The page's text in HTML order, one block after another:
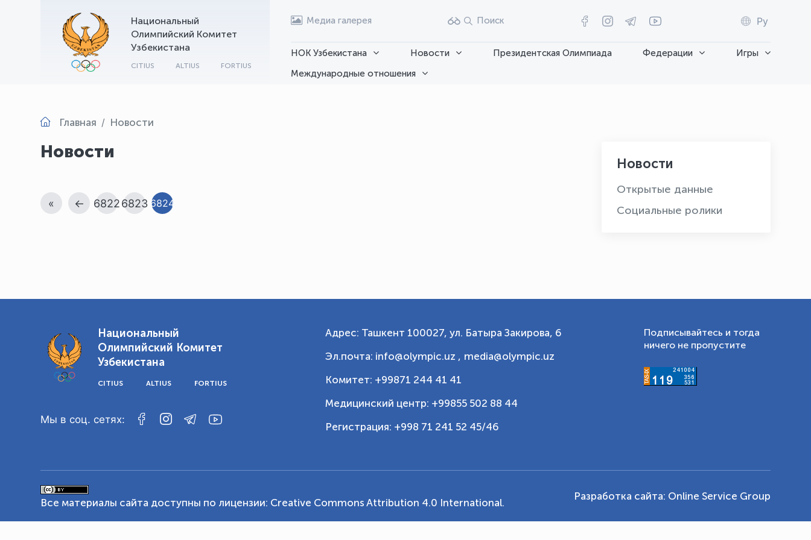
Национальный
Олимпийский Комитет
Узбекистана
CITIUS ALTIUS FORTIUS
Медиа галерея Поиск Ру
НОК Узбекистана Новости Президентская Олимпиада Федерации
Игры
Международные отношения
Главная Новости
Новости
« ← 68226823 6824
Новости
Открытые данные
Социальные ролики
Национальный
Олимпийский Комитет
Узбекистана
CITIUS ALTIUS FORTIUS
Мы в соц. сетях:
Адрес: Ташкент 100027, ул. Батыра Закирова, 6
Эл.почта: info@olympic.uz , media@olympic.uz
Комитет: +99871 244 41 41
Медицинский центр: +99855 502 88 44
Регистрация: +998 71 241 52 45/46
Подписывайтесь и тогда
ничего не пропустите
Все материалы сайта доступны по лицензии: Creative Commons Attribution 4.0 International.
Разработка сайта: Online Service Group
OLYMPCHIK AI - yordamchi